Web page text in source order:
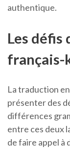
authentique.
Les défis
français-
La traduction
présenter des
différences
entre ces deux
de faire appel à